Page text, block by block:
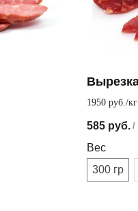
1950 руб./кг
жир, что
585 руб. /
Вес
300 гр